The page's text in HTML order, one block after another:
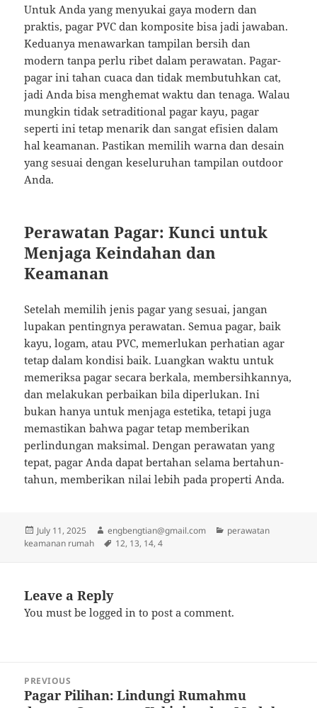
Untuk Anda yang menyukai gaya modern dan
praktis, pagar PVC dan komposite bisa jadi jawaban.
Keduanya menawarkan tampilan bersih dan
modern tanpa perlu ribet dalam perawatan. Pagar-
pagar ini tahan cuaca dan tidak membutuhkan cat,
jadi Anda bisa menghemat waktu dan tenaga. Walau
mungkin tidak setraditional pagar kayu, pagar
seperti ini tetap menarik dan sangat efisien dalam
hal keamanan. Pastikan memilih warna dan desain
yang sesuai dengan keseluruhan tampilan outdoor
Anda.
Perawatan Pagar: Kunci untuk
Menjaga Keindahan dan
Keamanan
Setelah memilih jenis pagar yang sesuai, jangan
lupakan pentingnya perawatan. Semua pagar, baik
kayu, logam, atau PVC, memerlukan perhatian agar
tetap dalam kondisi baik. Luangkan waktu untuk
memeriksa pagar secara berkala, membersihkannya,
dan melakukan perbaikan bila diperlukan. Ini
bukan hanya untuk menjaga estetika, tetapi juga
memastikan bahwa pagar tetap memberikan
perlindungan maksimal. Dengan perawatan yang
tepat, pagar Anda dapat bertahan selama bertahun-
tahun, memberikan nilai lebih pada properti Anda.
Posted
on
July 11, 2025 Author
engbengtian@gmail.com Categories
perawatan
keamanan rumah
Tags
12, 13, 14,4
Leave a Reply
You must belogged in to post a comment.
navigation
PREVIOUS
Previous
Pagar Pilihan: Lindungi Rumahmu